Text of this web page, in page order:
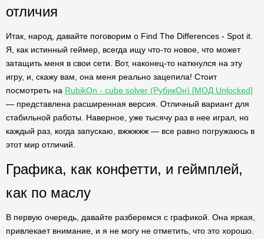
отличия
Итак, народ, давайте поговорим о Find The Differences - Spot it.
Я, как истинный геймер, всегда ищу что-то новое, что может
затащить меня в свои сети. Вот, наконец-то наткнулся на эту
игру, и, скажу вам, она меня реально зацепила! Стоит
посмотреть на RubikOn - cube solver (РубикОн) [МОД Unlocked]
— представлена расширенная версия. Отличный вариант для
стабильной работы. Наверное, уже тысячу раз в нее играл, но
каждый раз, когда запускаю, вжжжжж — все равно погружаюсь в
этот мир отличий.
Графика, как конфетти, и геймплей,
как по маслу
В первую очередь, давайте разберемся с графикой. Она яркая,
привлекает внимание, и я не могу не отметить, что это хорошо.